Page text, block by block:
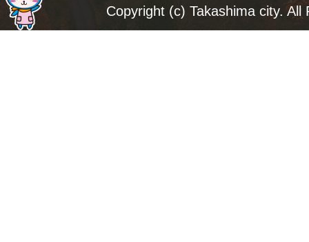
ジ
Copyright (c) Takashima city. All